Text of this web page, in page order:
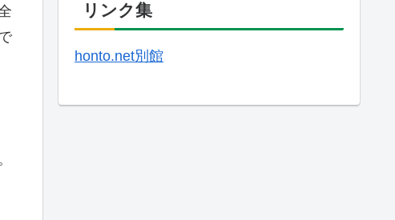
リンク集
honto.net別館